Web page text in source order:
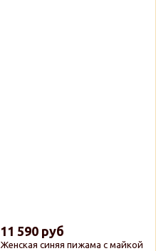
Женская синяя пижама с майкой
11 590 руб